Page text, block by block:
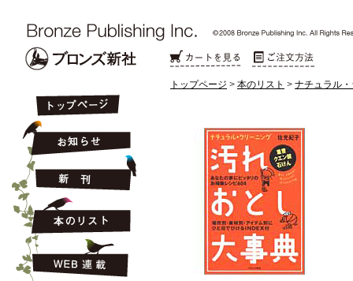
トップページ > 本のリスト > ナチュラル